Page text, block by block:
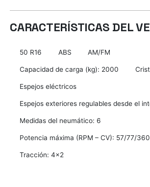
CARACTERÍSTICAS DEL
50 R16 ABS AM/FM
Capacidad de carga (kg): 2000
Espejos eléctricos
Espejos exteriores regulables desde el
Medidas del neumático: 6
Potencia máxima (RPM – CV): 57/77/
Tracción: 4×2